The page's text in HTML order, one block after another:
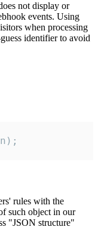
not display or
events. Using
when processing
identifier to avoid
rules with the
such object in our
"JSON structure"